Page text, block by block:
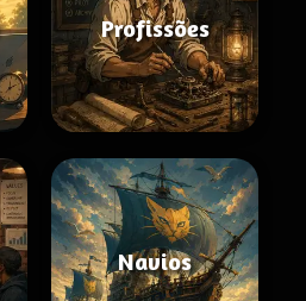
Profissões
Navios